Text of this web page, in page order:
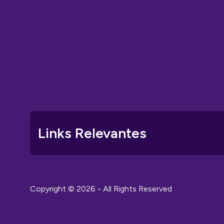
Links Relevantes
Copyright © 2026 • All Rights Reserved